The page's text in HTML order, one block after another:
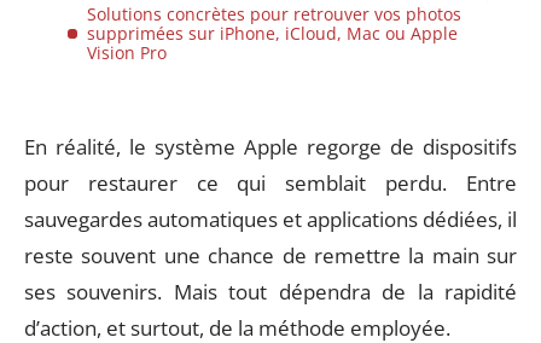
Solutions concrètes pour retrouver vos photos
supprimées sur iPhone, iCloud, Mac ou Apple
Vision Pro
En réalité, le système Apple regorge de dispositifs
pour restaurer ce qui semblait perdu. Entre
sauvegardes automatiques et applications dédiées, il
reste souvent une chance de remettre la main sur
ses souvenirs. Mais tout dépendra de la rapidité
d’action, et surtout, de la méthode employée.